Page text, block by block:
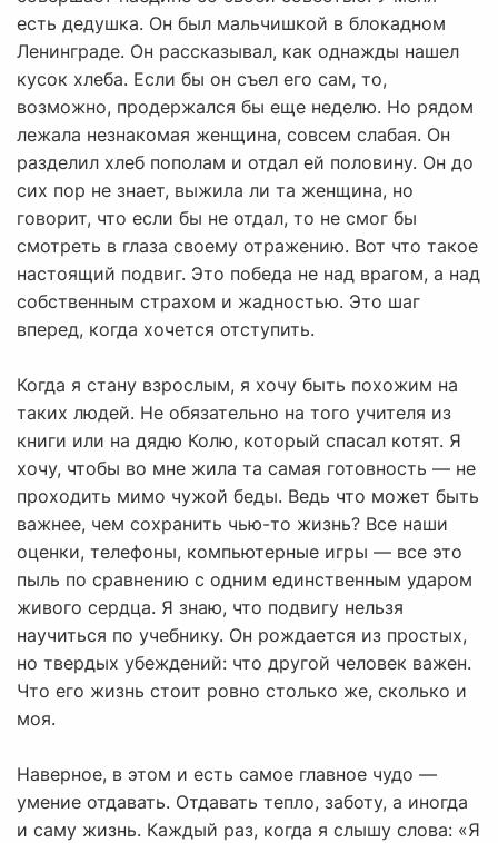
есть дедушка. Он был мальчишкой в блокадном
Ленинграде. Он рассказывал, как однажды нашел
кусок хлеба. Если бы он съел его сам, то,
возможно, продержался бы еще неделю. Но рядом
лежала незнакомая женщина, совсем слабая. Он
разделил хлеб пополам и отдал ей половину. Он до
сих пор не знает, выжила ли та женщина, но
говорит, что если бы не отдал, то не смог бы
смотреть в глаза своему отражению. Вот что такое
настоящий подвиг. Это победа не над врагом, а над
собственным страхом и жадностью. Это шаг
вперед, когда хочется отступить.
Когда я стану взрослым, я хочу быть похожим на
таких людей. Не обязательно на того учителя из
книги или на дядю Колю, который спасал котят. Я
хочу, чтобы во мне жила та самая готовность — не
проходить мимо чужой беды. Ведь что может быть
важнее, чем сохранить чью-то жизнь? Все наши
оценки, телефоны, компьютерные игры — все это
пыль по сравнению с одним единственным ударом
живого сердца. Я знаю, что подвигу нельзя
научиться по учебнику. Он рождается из простых,
но твердых убеждений: что другой человек важен.
Что его жизнь стоит ровно столько же, сколько и
моя.
Наверное, в этом и есть самое главное чудо —
умение отдавать. Отдавать тепло, заботу, а иногда
и саму жизнь. Каждый раз, когда я слышу слова: «Я